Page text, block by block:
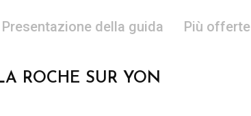
Presentazione della guida Più offerte
ROCHE SUR YON